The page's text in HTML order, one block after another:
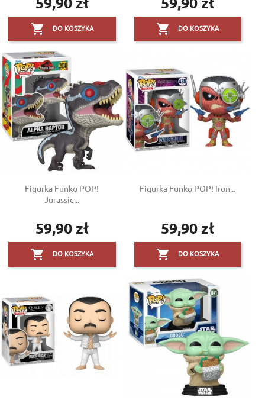
 DO KOSZYKA  DO KOSZYKA
Figurka Funko POP!
Jurassic...
Cena
59,90 zł
 DO KOSZYKA
Figurka Funko POP! Iron...
Cena
59,90 zł
 DO KOSZYKA